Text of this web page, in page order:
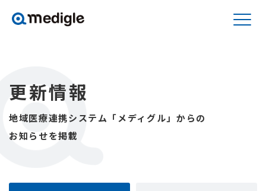
更新情報
地域医療連携システム「メディグル」からの
お知らせを掲載